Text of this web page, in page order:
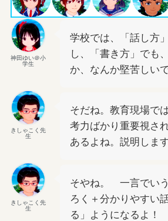
神田ゆい＠小
学生
学校では、「話し方
し、「書き方」でも
か、なんか堅苦しい
きしゃこく先
生
そだね。教育現場で
考力ばかり重要視さ
あるよね。説明します
きしゃこく先
生
そやね。 一言でい
ろく＋分かりやすい
る」ようになるよ！